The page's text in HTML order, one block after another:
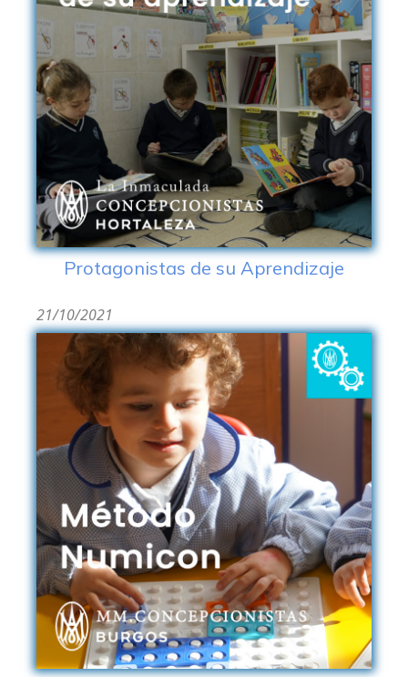
Protagonistas de su Aprendizaje
21/10/2021